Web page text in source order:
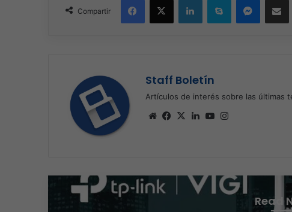
Compartir
Staff Boletín
Artículos de interés sobre las últimas
SitioFacebook
X LinkedInYouTube
Read